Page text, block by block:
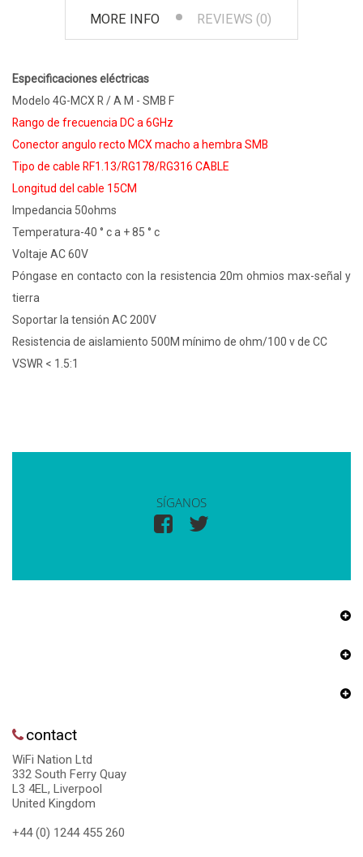
MORE INFO REVIEWS (0)
Especificaciones eléctricas
Modelo 4G-MCX R / A M - SMB F
Rango de frecuencia DC a 6GHz
Conector angulo recto MCX macho a hembra SMB
Tipo de cable RF1.13/RG178/RG316 CABLE
Longitud del cable 15CM
Impedancia 50ohms
Temperatura-40 ° c a + 85 ° c
Voltaje AC 60V
Póngase en contacto con la resistencia 20m ohmios max-señal y
tierra
Soportar la tensión AC 200V
Resistencia de aislamiento 500M mínimo de ohm/100 v de CC
VSWR < 1.5:1
SÍGANOS
contact
WiFi Nation Ltd
332 South Ferry Quay
L3 4EL, Liverpool
United Kingdom
+44 (0) 1244 455 260